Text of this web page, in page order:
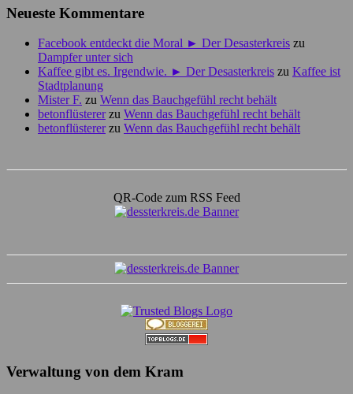
Neueste Kommentare
Facebook entdeckt die Moral ► Der Desasterkreis zu
Dampfer unter sich
Kaffee gibt es. Irgendwie. ► Der Desasterkreis zu Kaffee ist
Stadtplanung
Mister F. zu Wenn das Bauchgefühl recht behält
betonflüstererzu Wenn das Bauchgefühl recht behält
betonflüstererzu Wenn das Bauchgefühl recht behält
QR-Code zum RSS Feed
Verwaltung von dem Kram